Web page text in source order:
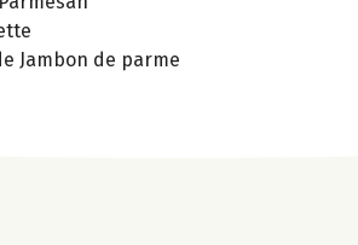
Jambon de parme